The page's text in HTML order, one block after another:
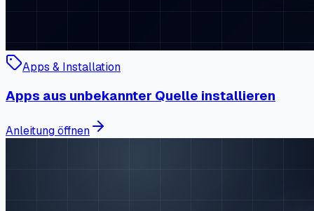
Apps & Installation
Apps aus unbekannter Quelle installieren
Anleitung öffnen